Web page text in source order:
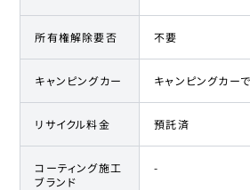
所有権解除要否 不要
キャンピングカー キャンピングカー
リサイクル料金 預託済
コーティング施工
ブランド
-